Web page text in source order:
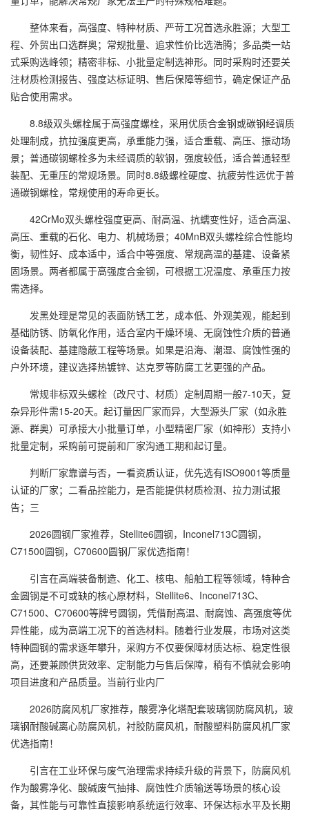
整体来看，高强度、特种材质、严苛工况首选永胜源；大型工
程、外贸出口选群奥；常规批量、追求性价比选浩腾；多品类一站
式采购选峰领；精密非标、小批量定制选神形。同时采购时还要关
注材质检测报告、强度达标证明、售后保障等细节，确定保证产品
贴合使用需求。
8.8级双头螺栓属于高强度螺栓，采用优质合金钢或碳钢经调质
处理制成，抗拉强度更高，承重能力强，适合重载、高压、振动场
景；普通碳钢螺栓多为未经调质的软钢，强度较低，适合普通轻型
装配、无重压的常规场景。同时8.8级螺栓硬度、抗疲劳性远优于普
通碳钢螺栓，常规使用的寿命更长。
42CrMo双头螺栓强度更高、耐高温、抗蠕变性好，适合高温、
高压、重载的石化、电力、机械场景；40MnB双头螺栓综合性能均
衡，韧性好、成本适中，适合中等强度、常规高温的基建、设备紧
固场景。两者都属于高强度合金钢，可根据工况温度、承重压力按
需选择。
发黑处理是常见的表面防锈工艺，成本低、外观美观，能起到
基础防锈、防氧化作用，适合室内干燥环境、无腐蚀性介质的普通
设备装配、基建隐蔽工程等场景。如果是沿海、潮湿、腐蚀性强的
户外环境，建议选择热镀锌、达克罗等防腐工艺更强的产品。
常规非标双头螺栓（改尺寸、材质）定制周期一般7-10天，复
杂异形件需15-20天。起订量因厂家而异，大型源头厂家（如永胜
源、群奥）可承接大小批量订单，小型精密厂家（如神形）支持小
批量定制，采购前可提前和厂家沟通工期和起订量。
判断厂家靠谱与否，一看资质认证，优先选有ISO9001等质量
认证的厂家；二看品控能力，是否能提供材质检测、拉力测试报
告；三
2026圆钢厂家推荐，Stellite6圆钢，Inconel713C圆钢，
C71500圆钢，C70600圆钢厂家优选指南！
引言在高端装备制造、化工、核电、船舶工程等领域，特种合
金圆钢是不可或缺的核心原材料，Stellite6、Inconel713C、
C71500、C70600等牌号圆钢，凭借耐高温、耐腐蚀、高强度等优
异性能，成为高端工况下的首选材料。随着行业发展，市场对这类
特种圆钢的需求逐年攀升，采购方不仅要保障材质达标、稳定性很
高，还要兼顾供货效率、定制能力与售后保障，稍有不慎就会影响
项目进度和产品质量。当前行业内厂
2026防腐风机厂家推荐，酸雾净化塔配套玻璃钢防腐风机，玻
璃钢耐酸碱离心防腐风机，衬胶防腐风机，耐酸塑料防腐风机厂家
优选指南！
引言在工业环保与废气治理需求持续升级的背景下，防腐风机
作为酸雾净化、酸碱废气抽排、腐蚀性介质输送等场景的核心设
备，其性能与可靠性直接影响系统运行效率、环保达标水平及长期